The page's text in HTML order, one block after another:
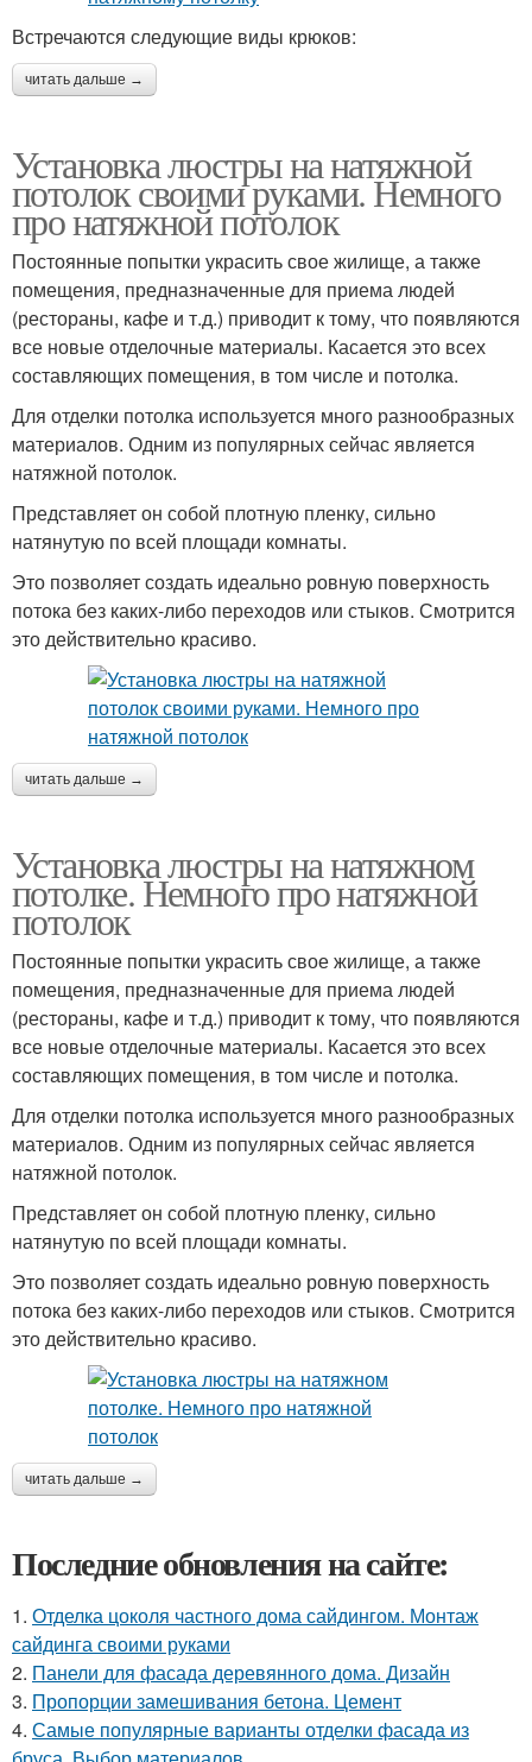
Встречаются следующие виды крюков:
читать дальше →
Установка люстры на натяжной
потолок своими руками. Немного
про натяжной потолок
Постоянные попытки украсить свое жилище, а также
помещения, предназначенные для приема людей
(рестораны, кафе и т.д.) приводит к тому, что появляются
все новые отделочные материалы. Касается это всех
составляющих помещения, в том числе и потолка.
Для отделки потолка используется много разнообразных
материалов. Одним из популярных сейчас является
натяжной потолок.
Представляет он собой плотную пленку, сильно
натянутую по всей площади комнаты.
Это позволяет создать идеально ровную поверхность
потока без каких-либо переходов или стыков. Смотрится
это действительно красиво.
читать дальше →
Установка люстры на натяжном
потолке. Немного про натяжной
потолок
Постоянные попытки украсить свое жилище, а также
помещения, предназначенные для приема людей
(рестораны, кафе и т.д.) приводит к тому, что появляются
все новые отделочные материалы. Касается это всех
составляющих помещения, в том числе и потолка.
Для отделки потолка используется много разнообразных
материалов. Одним из популярных сейчас является
натяжной потолок.
Представляет он собой плотную пленку, сильно
натянутую по всей площади комнаты.
Это позволяет создать идеально ровную поверхность
потока без каких-либо переходов или стыков. Смотрится
это действительно красиво.
читать дальше →
Последние обновления на сайте:
1. Отделка цоколя частного дома сайдингом. Монтаж
сайдинга своими руками
2. Панели для фасада деревянного дома. Дизайн
3. Пропорции замешивания бетона. Цемент
4. Самые популярные варианты отделки фасада из